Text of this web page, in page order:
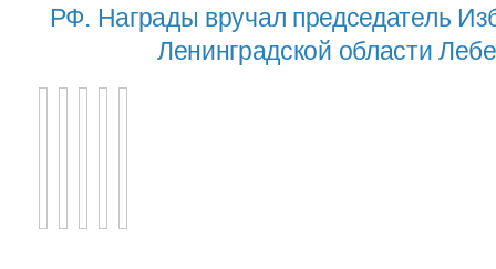
РФ. Награды вручал председатель
Ленинградской области